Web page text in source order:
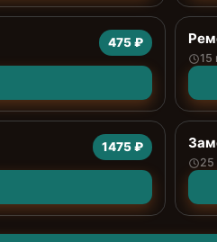
475 ₽
15
1475 ₽
25